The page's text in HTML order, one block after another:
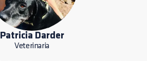
Patricia Darder
Veterinaria